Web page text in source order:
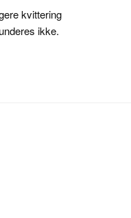
kvittering
ikke.